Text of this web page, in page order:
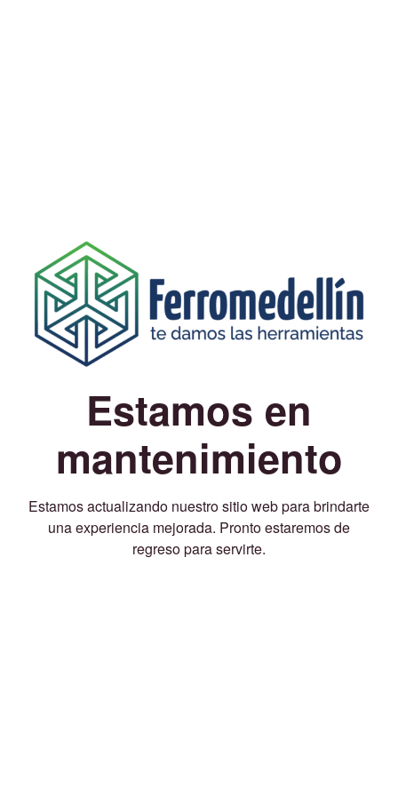
Estamos en
mantenimiento
Estamos actualizando nuestro sitio web para brindarte
una experiencia mejorada. Pronto estaremos de
regreso para servirte.